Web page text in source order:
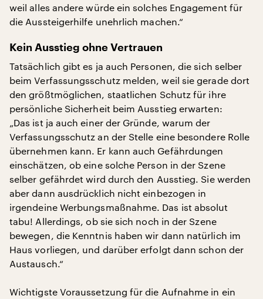
weil alles andere würde ein solches Engagement für
die Aussteigerhilfe unehrlich machen.“
Kein Ausstieg ohne Vertrauen
Tatsächlich gibt es ja auch Personen, die sich selber
beim Verfassungsschutz melden, weil sie gerade dort
den größtmöglichen, staatlichen Schutz für ihre
persönliche Sicherheit beim Ausstieg erwarten:
„Das ist ja auch einer der Gründe, warum der
Verfassungsschutz an der Stelle eine besondere Rolle
übernehmen kann. Er kann auch Gefährdungen
einschätzen, ob eine solche Person in der Szene
selber gefährdet wird durch den Ausstieg. Sie werden
aber dann ausdrücklich nicht einbezogen in
irgendeine Werbungsmaßnahme. Das ist absolut
tabu! Allerdings, ob sie sich noch in der Szene
bewegen, die Kenntnis haben wir dann natürlich im
Haus vorliegen, und darüber erfolgt dann schon der
Austausch.“
Wichtigste Voraussetzung für die Aufnahme in ein